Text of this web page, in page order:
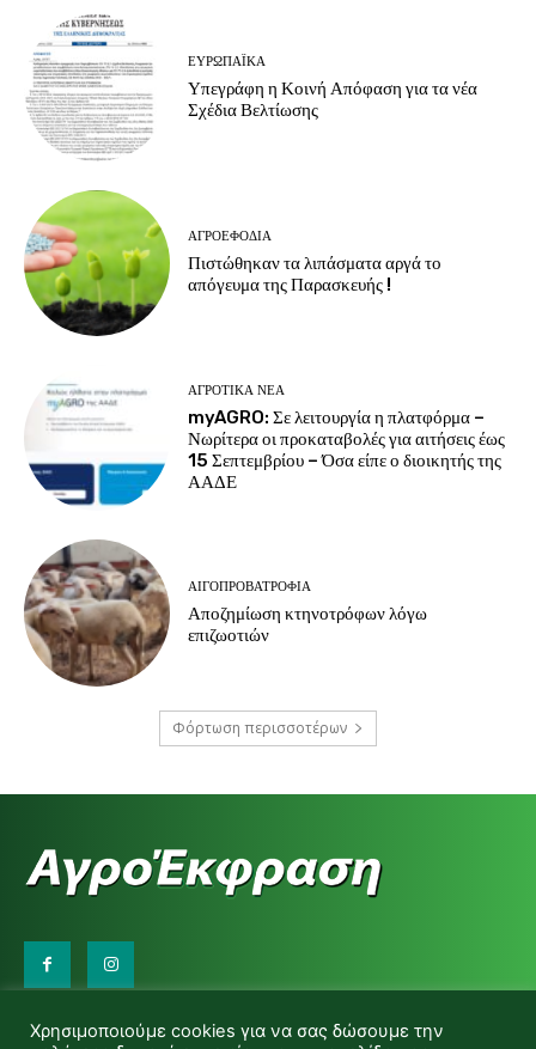
ΕΥΡΩΠΑΪΚΆ
Υπεγράφη η Κοινή Απόφαση για τα νέα
Σχέδια Βελτίωσης
ΑΓΡΟΕΦΌΔΙΑ
Πιστώθηκαν τα λιπάσματα αργά το
απόγευμα της Παρασκευής !
ΑΓΡΟΤΙΚΆ ΝΈΑ
myAGRO: Σε λειτουργία η πλατφόρμα –
Νωρίτερα οι προκαταβολές για αιτήσεις έως
15 Σεπτεμβρίου – Όσα είπε ο διοικητής της
ΑΑΔΕ
ΑΙΓΟΠΡΟΒΑΤΡΟΦΊΑ
Αποζημίωση κτηνοτρόφων λόγω
επιζωοτιών
Φόρτωση περισσοτέρων
d.makas@yahoo.gr
Χρησιμοποιούμε cookies για να σας δώσουμε την